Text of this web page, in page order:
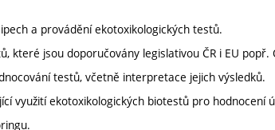
a provádění ekotoxikologických testů.
které jsou doporučovány legislativou ČR i EU popř.
testů, včetně interpretace jejich výsledků.
využití ekotoxikologických biotestů pro